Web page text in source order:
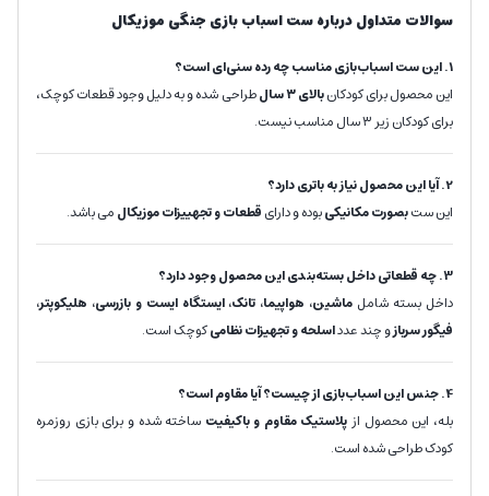
سوالات متداول درباره ست اسباب بازی جنگی موزیکال
1. این ست اسباب‌بازی مناسب چه رده سنی‌ای است؟
این محصول برای کودکانبالای ۳ سال
طراحی شده و به دلیل وجود قطعات کوچک،
برای کودکان زیر ۳ سال مناسب نیست.
2. آیا این محصول نیاز به باتری دارد؟
این ستبصورت مکانیکیبوده و دارایقطعات و تجهییزات موزیکالمی باشد.
3. چه قطعاتی داخل بسته‌بندی این محصول وجود دارد؟
داخل بسته شامل ماشین، هواپیما، تانک، ایستگاه ایست و بازرسی، هلیکوپتر،
فیگور سربازو چند عدداسلحه و تجهیزات نظامیکوچک است.
4. جنس این اسباب‌بازی از چیست؟ آیا مقاوم است؟
بله، این محصول از پلاستیک مقاوم و باکیفیت ساخته شده و برای بازی روزمره
کودک طراحی شده است.